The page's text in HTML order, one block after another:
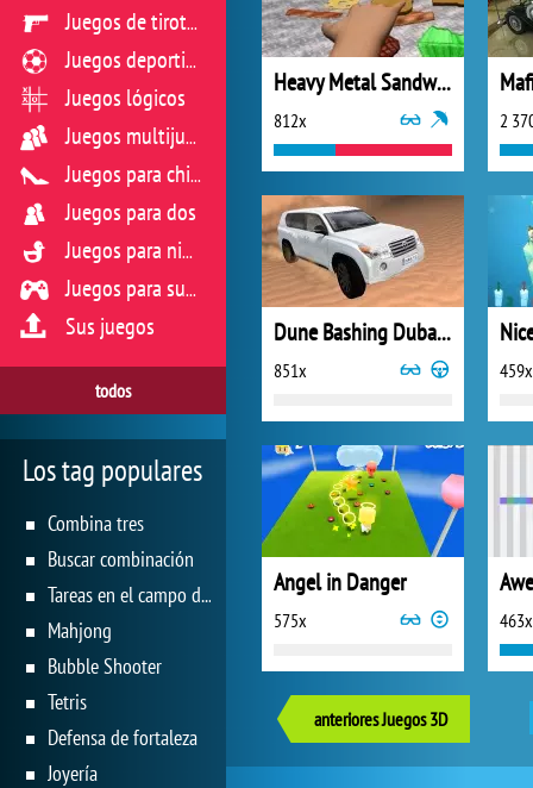
Heavy Metal Sandwich
812x 2
Dune Bashing Dubai 3D
851x 459x
Angel in Danger
575x 463x
anteriores Juegos 3D
Juegos de tiroteo
Juegos deportivos
Juegos lógicos
Juegos multijugador
Juegos para chicas
Juegos para dos
Juegos para niños
Juegos para sus reflejos
Sus juegos
todos
Los tag populares
Combina tres
Buscar combinación
Tareas en el campo de juego
Mahjong
Bubble Shooter
Tetris
Defensa de fortaleza
Joyería